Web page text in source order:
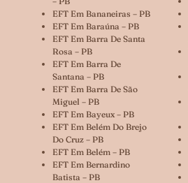
EFT Em Bananeiras – PB
EFT Em Baraúna – PB
EFT Em Barra De Santa
Rosa – PB
EFT Em Barra De
Santana – PB
EFT Em Barra De São
Miguel – PB
EFT Em Bayeux – PB
EFT Em Belém Do Brejo
Do Cruz – PB
EFT Em Belém – PB
EFT Em Bernardino
Batista – PB